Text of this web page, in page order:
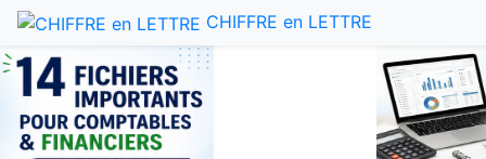
CHIFFRE en LETTRE